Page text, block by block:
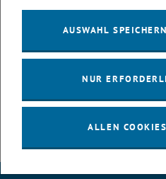
Schonen Sie Ihren Rücken mit
www.tuwien.ac.at dle
link_intern>Login Intranet - rechte
AUSWAHL
NUR
ALLEN